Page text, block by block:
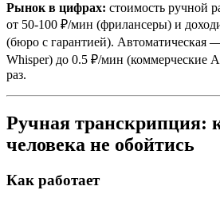
Рынок в цифрах: стоимость ручной
от 50-100 ₽/мин (фрилансеры) и
(бюро с гарантией). Автоматическая
Whisper) до 0.5 ₽/мин (коммерческие
раз.
Ручная транскрипция:
человека не обойтись
Как работает